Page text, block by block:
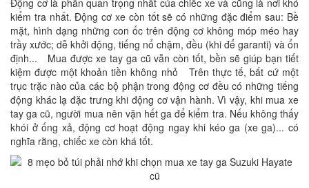
kiểm tra nhất. Động cơ xe còn tốt sẽ có những đặc điểm sau: Bề
mặt, hình dạng những con ốc trên động cơ không móp méo hay
trầy xước; dễ khởi động, tiếng nổ chậm, đều (khi để garanti) và ổn
định... Mua được xe tay ga cũ vẫn còn tốt, bền sẽ giúp bạn tiết
kiệm được một khoản tiền không nhỏ Trên thực tế, bất cứ một
trục trặc nào của các bộ phận trong động cơ đều có những tiếng
động khác lạ đặc trưng khi động cơ vận hành. Vì vậy, khi mua xe
tay ga cũ, người mua nên vặn hết ga để kiểm tra. Nếu không thấy
khói ở ống xả, động cơ hoạt động ngay khi kéo ga (xe ga)... có
nghĩa rằng, chiếc xe còn khá tốt.